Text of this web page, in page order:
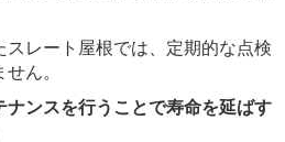
スレート屋根では、定期的な点検
ん。
ナンスを行うことで寿命を延ばす